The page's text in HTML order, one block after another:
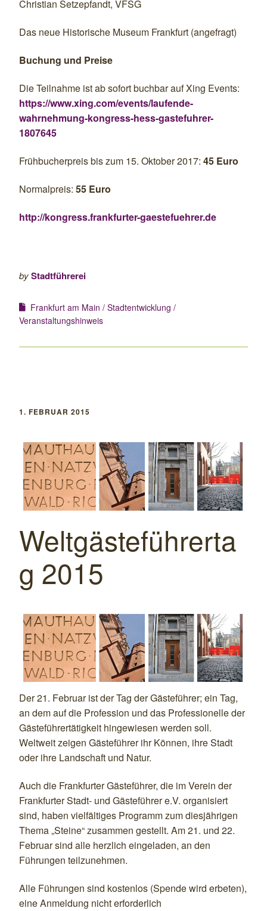
Christian Setzepfandt, VFSG
Das neue Historische Museum Frankfurt (angefragt)
Buchung und Preise
Die Teilnahme ist ab sofort buchbar auf Xing Events:
https://www.xing.com/events/laufende-
wahrnehmung-kongress-hess-gastefuhrer-
1807645
Frühbucherpreis bis zum 15. Oktober 2017: 45 Euro
Normalpreis: 55 Euro
http://kongress.frankfurter-gaestefuehrer.de
byStadtführerei
Frankfurt am Main
Stadtentwicklung
Veranstaltungshinweis
1. FEBRUAR 2015
Weltgästeführerta
g 2015
Der 21. Februar ist der Tag der Gästeführer; ein Tag,
an dem auf die Profession und das Professionelle der
Gästeführertätigkeit hingewiesen werden soll.
Weltweit zeigen Gästeführer ihr Können, ihre Stadt
oder ihre Landschaft und Natur.
Auch die Frankfurter Gästeführer, die im Verein der
Frankfurter Stadt- und Gästeführer e.V. organisiert
sind, haben vielfältiges Programm zum diesjährigen
Thema „Steine“ zusammen gestellt. Am 21. und 22.
Februar sind alle herzlich eingeladen, an den
Führungen teilzunehmen.
Alle Führungen sind kostenlos (Spende wird erbeten),
eine Anmeldung nicht erforderlich